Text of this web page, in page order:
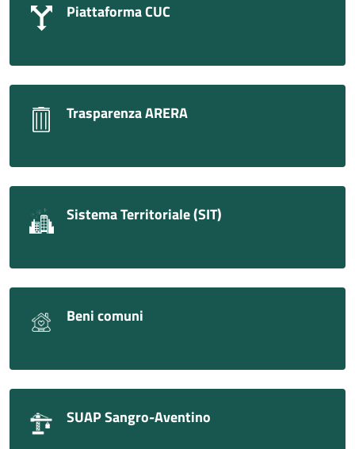
Piattaforma CUC
Trasparenza ARERA
Sistema Territoriale (SIT)
Beni comuni
SUAP Sangro-Aventino